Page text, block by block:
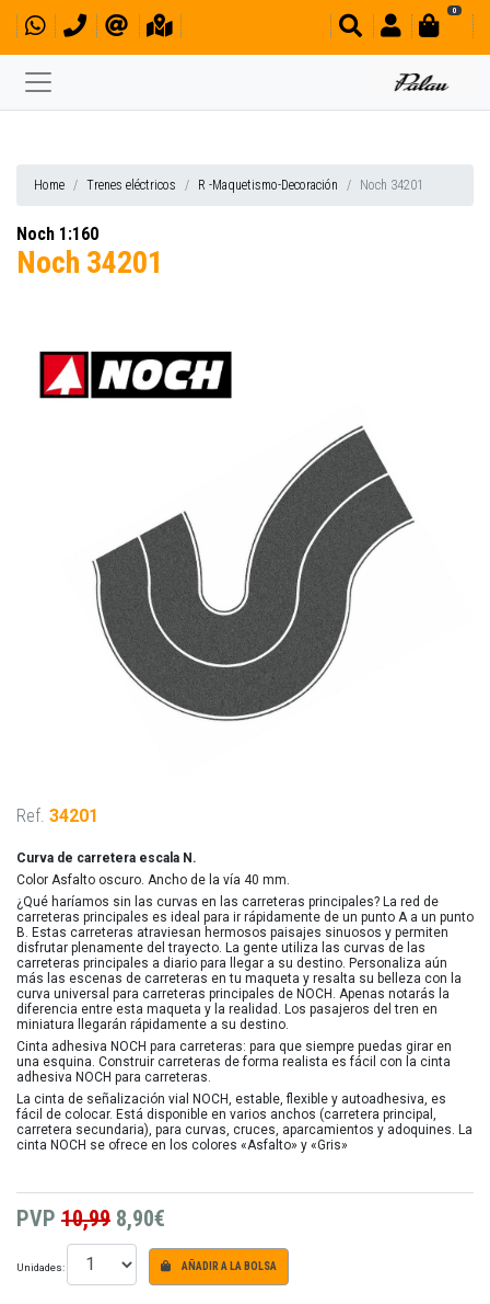
0
Home Trenes eléctricos R -Maquetismo-Decoración Noch 34201
Noch 1:160
Noch 34201
Ref. 34201
Curva de carretera escala N.
Color Asfalto oscuro. Ancho de la vía 40 mm.
¿Qué haríamos sin las curvas en las carreteras principales? La red de
carreteras principales es ideal para ir rápidamente de un punto A a un punto
B. Estas carreteras atraviesan hermosos paisajes sinuosos y permiten
disfrutar plenamente del trayecto. La gente utiliza las curvas de las
carreteras principales a diario para llegar a su destino. Personaliza aún
más las escenas de carreteras en tu maqueta y resalta su belleza con la
curva universal para carreteras principales de NOCH. Apenas notarás la
diferencia entre esta maqueta y la realidad. Los pasajeros del tren en
miniatura llegarán rápidamente a su destino.
Cinta adhesiva NOCH para carreteras: para que siempre puedas girar en
una esquina. Construir carreteras de forma realista es fácil con la cinta
adhesiva NOCH para carreteras.
La cinta de señalización vial NOCH, estable, flexible y autoadhesiva, es
fácil de colocar. Está disponible en varios anchos (carretera principal,
carretera secundaria), para curvas, cruces, aparcamientos y adoquines. La
cinta NOCH se ofrece en los colores «Asfalto» y «Gris»
PVP 10,99 8,90€
Unidades: AÑADIR A LA BOLSA